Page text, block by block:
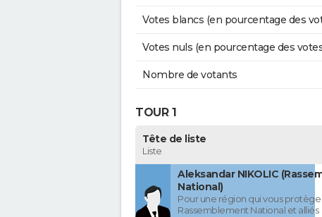
Votes blancs (en pourcentage des
Votes nuls (en pourcentage des
Nombre de votants
TOUR 1
Tête de liste
Liste
Aleksandar NIKOLIC
National)
Pour une région qui vous
Rassemblement National et alliés